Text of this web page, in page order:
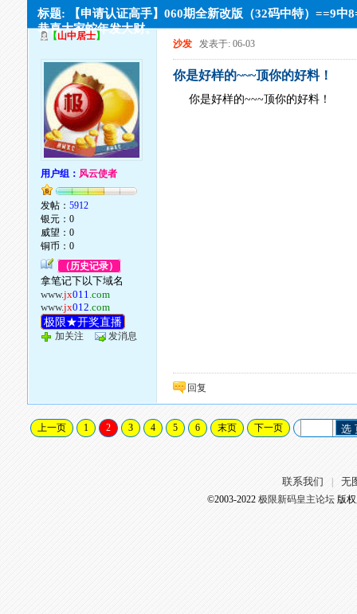
标题: 【申请认证高手】060期全新改版（32码中特）==9中
恭喜大家蛇年发大财。
【山中居士】
用户组： 风云使者
发帖：5912
银元：0
威望：0
铜币：0
（历史记录）
拿笔记下以下域名
www.jx011.com
www.jx012.com
极限★开奖直播
加关注 发消息
沙发 发表于: 06-03
你是好样的~~~顶你的好料！
你是好样的~~~顶你的好料！
回复
上一页 1 2 3 4 5 6 末页 下一页 选
联系我们 无
©2003-2022 极限新码皇主论坛版权